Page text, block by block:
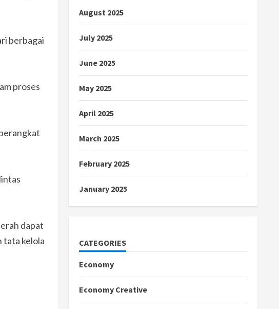
berbagai
proses
dapat
tata kelola
August 2025
July 2025
June 2025
May 2025
April 2025
March 2025
February 2025
January 2025
CATEGORIES
Economy
Economy Creative